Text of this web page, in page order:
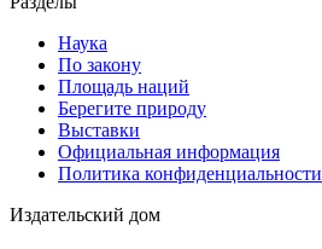
Наука
По закону
Площадь наций
Берегите природу
Выставки
Официальная информация
Политика конфиденциальности
Издательский дом